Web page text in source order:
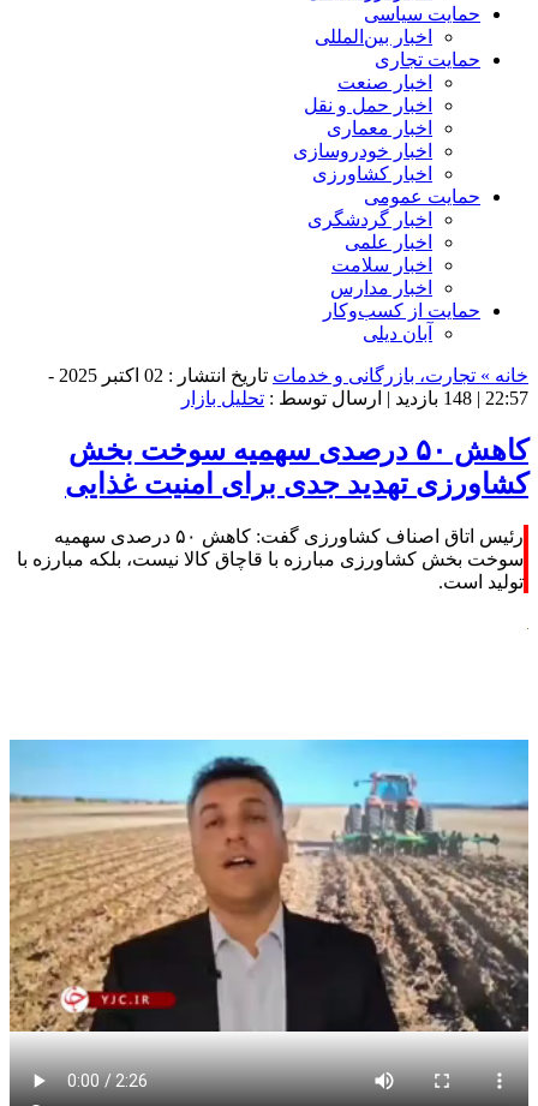
حمایت سیاسی
اخبار بین‌المللی
حمایت تجاری
اخبار صنعت
اخبار حمل و نقل
اخبار معماری
اخبار خودروسازی
اخبار کشاورزی
حمایت عمومی
اخبار گردشگری
اخبار علمی
اخبار سلامت
اخبار مدارس
حمایت از کسب‌وکار
آبان دیلی
خانه » تجارت، بازرگانی و خدمات
تاریخ انتشار : 02 اکتبر 2025 -
22:57 |
148 بازدید | ارسال توسط : تحلیل بازار
کاهش ۵۰ درصدی سهمیه سوخت بخش
کشاورزی تهدید جدی برای امنیت غذایی
رئیس اتاق اصناف کشاورزی گفت: کاهش ۵۰ درصدی سهمیه
سوخت بخش کشاورزی مبارزه با قاچاق کالا نیست، بلکه مبارزه با
تولید است.